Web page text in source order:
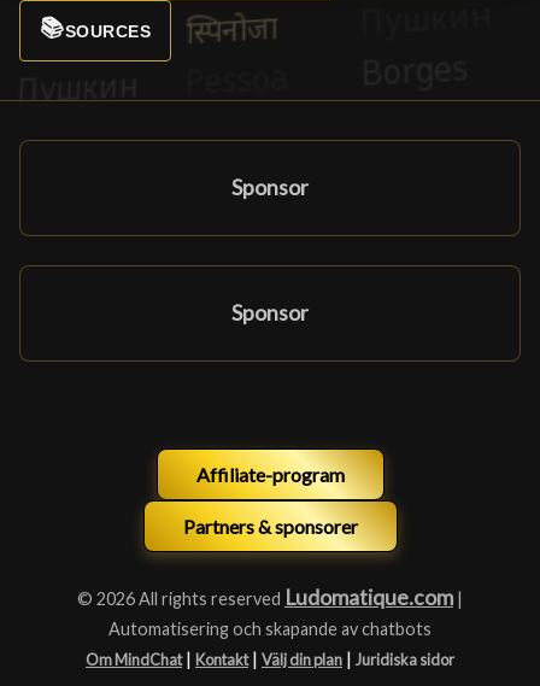
📚SOURCES
Sponsor
Sponsor
Affiliate-program
Partners & sponsorer
© 2026 All rights reserved Ludomatique.com |
Automatisering och skapande av chatbots
Om MindChat | Kontakt | Välj din plan | Juridiska sidor